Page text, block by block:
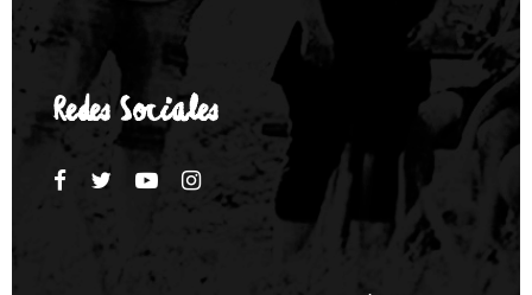
Redes Sociales